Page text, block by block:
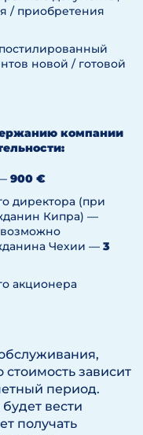
Правление
комиссия или
Совет
бухгалтерская
и налоговая
Обязателен
аудит если
активы
превышают
40 000 000
обороты
имущества
фирмы
в устав, но для
в большинстве
по
схемы
/ приобретения
новой / готовой
компании
900 €
директора (при
Кипра) —
возможно
Чехии — 3
акционера
стоимость зависит
период.
вести
получать